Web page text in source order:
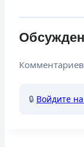
🔒 Войдите